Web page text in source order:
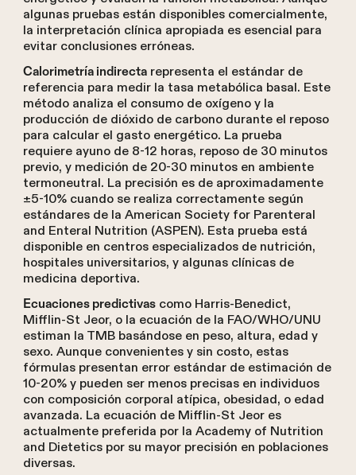
algunas pruebas están disponibles comercialmente,
la interpretación clínica apropiada es esencial para
evitar conclusiones erróneas.
Calorimetría indirectarepresenta el estándar de
referencia para medir la tasa metabólica basal. Este
método analiza el consumo de oxígeno y la
producción de dióxido de carbono durante el reposo
para calcular el gasto energético. La prueba
requiere ayuno de 8-12 horas, reposo de 30 minutos
previo, y medición de 20-30 minutos en ambiente
termoneutral. La precisión es de aproximadamente
±5-10% cuando se realiza correctamente según
estándares de la American Society for Parenteral
and Enteral Nutrition (ASPEN). Esta prueba está
disponible en centros especializados de nutrición,
hospitales universitarios, y algunas clínicas de
medicina deportiva.
Ecuaciones predictivascomo Harris-Benedict,
Mifflin-St Jeor, o la ecuación de la FAO/WHO/UNU
estiman la TMB basándose en peso, altura, edad y
sexo. Aunque convenientes y sin costo, estas
fórmulas presentan error estándar de estimación de
10-20% y pueden ser menos precisas en individuos
con composición corporal atípica, obesidad, o edad
avanzada. La ecuación de Mifflin-St Jeor es
actualmente preferida por la Academy of Nutrition
and Dietetics por su mayor precisión en poblaciones
diversas.